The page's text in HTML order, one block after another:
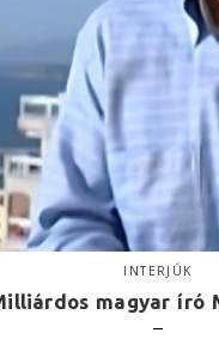
INTERJÚK
magyar író